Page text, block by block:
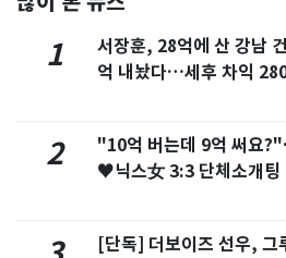
1
서장훈, 28억에 산 강남
억 내놨다…세후 차익
2
"10억 버는데 9억 써요
♥닉스女 3:3 단체소개팅
[단독] 더보이즈 선우, 그